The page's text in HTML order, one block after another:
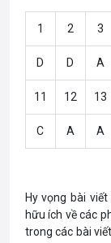
1 2 3
D D A
11 12 13
C A A
Hy vọng bài
hữu ích về các
trong các bài